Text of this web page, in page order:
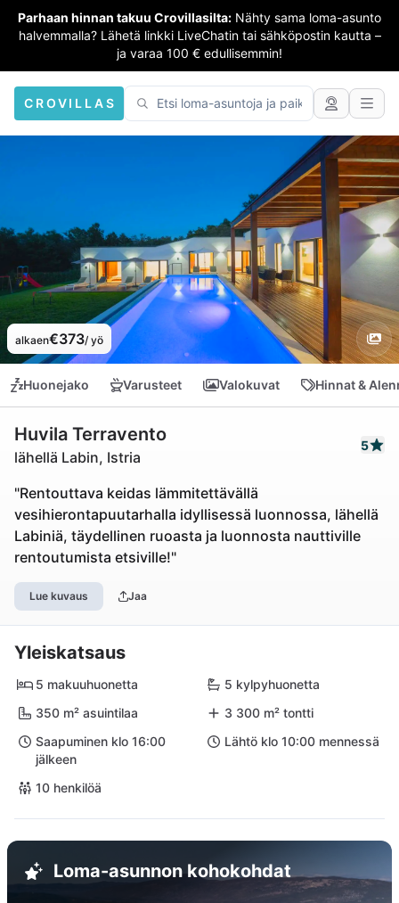
Parhaan hinnan takuu Crovillasilta: Nähty sama loma-asunto
halvemmalla? Lähetä linkki LiveChatin tai sähköpostin kautta –
ja varaa 100 € edullisemmin!
CROVILLAS
alkaen€373/ yö
Huonejako Varusteet Valokuvat Hinnat &
Huvila Terravento
lähellä Labin, Istria
5
"Rentouttava keidas lämmitettävällä
vesihierontapuutarhalla idyllisessä luonnossa, lähellä
Labiniä, täydellinen ruoasta ja luonnosta nauttiville
rentoutumista etsiville!"
Lue kuvaus Jaa
Yleiskatsaus
5 makuuhuonetta
5 kylpyhuonetta
350 m² asuintilaa
3 300 m² tontti
Saapuminen klo 16:00
jälkeen
Lähtö klo 10:00 mennessä
10 henkilöä
Loma-asunnon kohokohdat